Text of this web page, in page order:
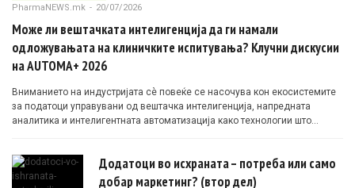
PharmaNEWS.mk - 20/07/2026
Може ли вештачката интелигенција да ги намали
одложувањата на клиничките испитувања? Клучни дискусии
на AUTOMA+ 2026
Вниманието на индустријата сè повеќе се насочува кон екосистемите
за податоци управувани од вештачка интелигенција, напредната
аналитика и интелигентната автоматизација како технологии што
Додатоци во исхраната – потреба или само
добар маркетинг? (втор дел)